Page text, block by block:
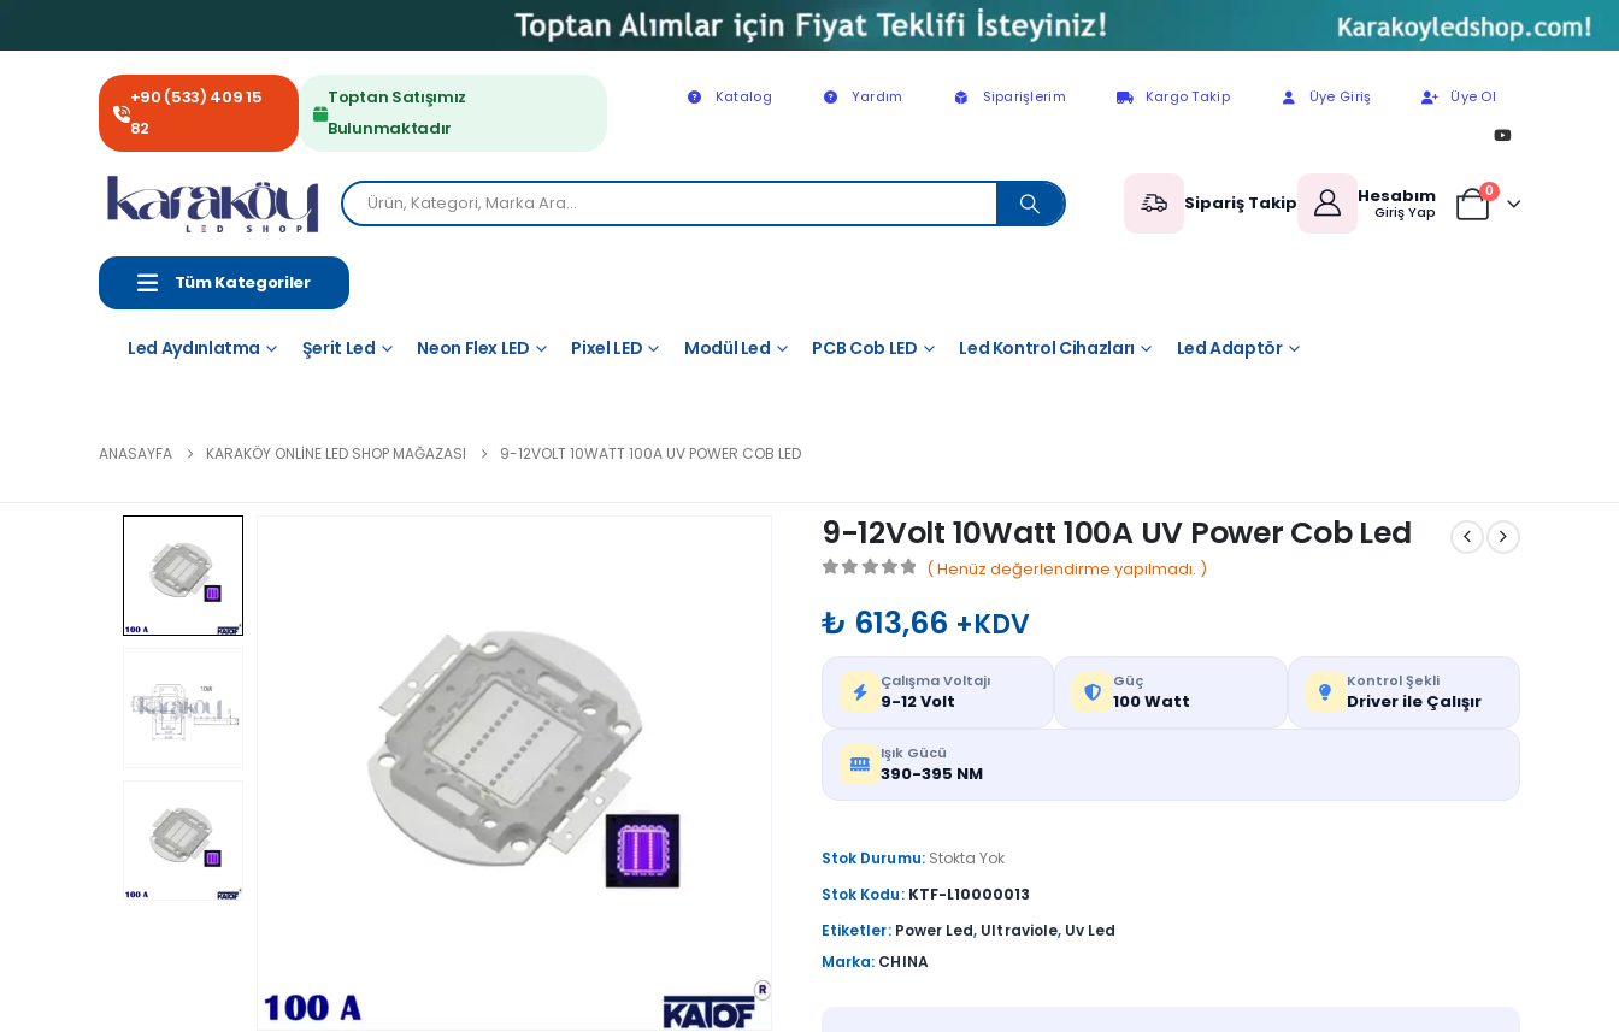
+90 (533) 409 15
82
Toptan Satışımız
Bulunmaktadır
Katalog Yardım Siparişlerim Kargo Takip Üye Giriş Üye Ol
Sipariş Takip Hesabım
Giriş Yap
0
Tüm Kategoriler
Led Aydınlatma Şerit Led Neon Flex LED Pixel LED Modül Led PCB Cob LED Led Kontrol Cihazları Led Adaptör
ANASAYFA KARAKÖY ONLINE LED SHOP MAĞAZASI 9-12VOLT 10WATT 100A UV POWER COB LED
9-12Volt 10Watt 100A UV Power Cob Led
( Henüz değerlendirme yapılmadı. )
₺ 613,66 +KDV
Çalışma Voltajı
9-12 Volt
Güç
100 Watt
Kontrol Şekli
Driver ile Çalışır
Işık Gücü
390-395 NM
Stok Durumu: Stokta Yok
Stok Kodu: KTF-L10000013
Etiketler: Power Led, Ultraviole, Uv Led
Marka: CHINA